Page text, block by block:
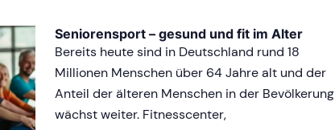
Seniorensport – gesund und fit im Alter
Bereits heute sind in Deutschland rund 18
Millionen Menschen über 64 Jahre alt und der
Anteil der älteren Menschen in der Bevölkerung
wächst weiter. Fitnesscenter,